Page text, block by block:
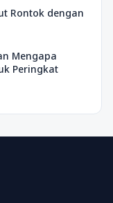
Rontok dengan
Mengapa
Peringkat